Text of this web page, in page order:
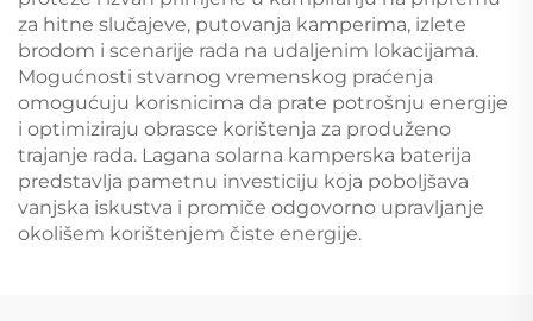
za hitne slučajeve, putovanja kamperima, izlete
brodom i scenarije rada na udaljenim lokacijama.
Mogućnosti stvarnog vremenskog praćenja
omogućuju korisnicima da prate potrošnju energije
i optimiziraju obrasce korištenja za produženo
trajanje rada. Lagana solarna kamperska baterija
predstavlja pametnu investiciju koja poboljšava
vanjska iskustva i promiče odgovorno upravljanje
okolišem korištenjem čiste energije.